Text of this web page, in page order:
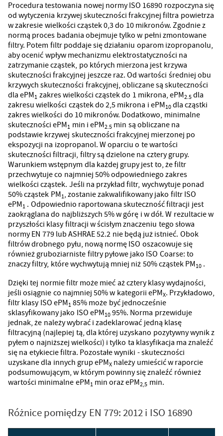
Procedura testowania nowej normy ISO 16890 rozpoczyna się
od wytyczenia krzywej skuteczności frakcyjnej filtra powietrza
w zakresie wielkości cząstek 0,3 do 10 mikronów. Zgodnie z
normą proces badania obejmuje tylko w pełni zmontowane
filtry. Potem filtr poddaje się działaniu oparom izopropanolu,
aby ocenić wpływ mechanizmu elektrostatyczności na
zatrzymanie cząstek, po których mierzona jest krzywa
skuteczności frakcyjnej jeszcze raz. Od wartości średniej obu
krzywych skuteczności frakcyjnej, obliczane są skuteczności
dla ePM1 zakres wielkości cząstek do 1 mikrona, ePM2.5dla
zakresu wielkości cząstek do 2,5 mikrona i ePM10dla cząstki
zakres wielkości do 10 mikronów. Dodatkowo, minimalne
skuteczności ePM1 min i ePM2.5 min są obliczane na
podstawie krzywej skuteczności frakcyjnej mierzonej po
ekspozycji na izopropanol. W oparciu o te wartości
skuteczności filtracji, filtry są dzielone na cztery grupy.
Warunkiem wstępnym dla każdej grupy jest to, że filtr
przechwytuje co najmniej 50% odpowiedniego zakres
wielkości cząstek. Jeśli na przykład filtr, wychwytuje ponad
50% cząstek PM1, zostanie zakwalifikowany jako filtr ISO
ePM1 . Odpowiednio raportowana skuteczność filtracji jest
zaokrąglana do najbliższych 5% w górę i w dół. W rezultacie w
przyszłości klasy filtracji w ścisłym znaczeniu tego słowa
normy EN 779 lub ASHRAE 52.2 nie będą już istnieć. Obok
filtrów drobnego pyłu, nową normę ISO oszacowuje się
również gruboziarniste filtry pyłowe jako ISO Coarse: to
znaczy filtry, które wychwytują mniej niż 50% cząstek PM10 .
Dzięki tej normie filtr może mieć aż cztery klasy wydajności,
jeśli osiągnie co najmniej 50% w kategorii ePMX. Przykładowo,
filtr klasy ISO ePM1 85% może być jednocześnie
sklasyfikowany jako ISO ePM1095%. Norma przewiduje
jednak, że należy wybrać i zadeklarować jedną klasę
filtracyjną (najlepiej tą, dla której uzyskano pozytywny wynik z
pyłem o najniższej wielkości) i tylko ta klasyfikacja ma znaleźć
się na etykiecie filtra. Pozostałe wyniki - skuteczności
uzyskane dla innych grup ePMX należy umieścić w raporcie
podsumowującym, w którym powinny się znaleźć również
wartości minimalne ePM1 min oraz ePM2,5 min.
Różnice pomiędzy EN 779: 2012 i ISO 16890